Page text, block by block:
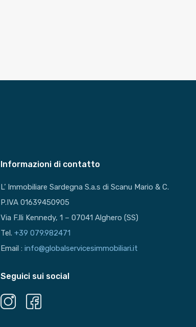
Informazioni di contatto
L’ Immobiliare Sardegna S.a.s di Scanu Mario & C.
P.IVA 01639450905
Via F.lli Kennedy, 1 – 07041 Alghero (SS)
Tel.+39 079.982471
Email :info@globalservicesimmobiliari.it
Seguici sui social